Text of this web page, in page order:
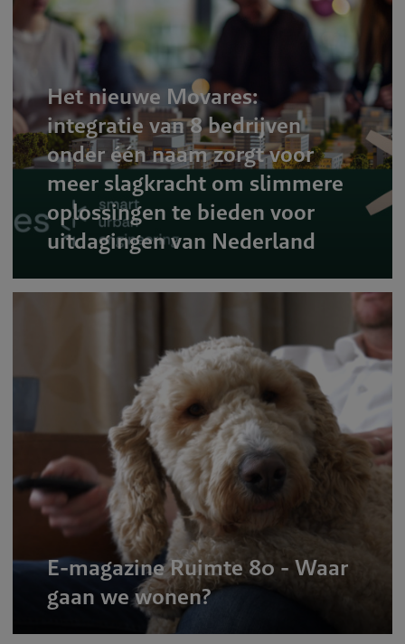
Het nieuwe Movares:
integratie van 8 bedrijven
onder één naam zorgt voor
meer slagkracht om slimmere
oplossingen te bieden voor
uitdagingen van Nederland
E-magazine Ruimte 80 - Waar
gaan we wonen?